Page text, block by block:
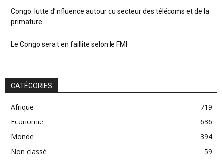
Congo: lutte d’influence autour du secteur des télécoms et de la
primature
Le Congo serait en faillite selon le FMI
CATÉGORIES
Afrique
719
Economie
636
Monde
394
Non classé
59